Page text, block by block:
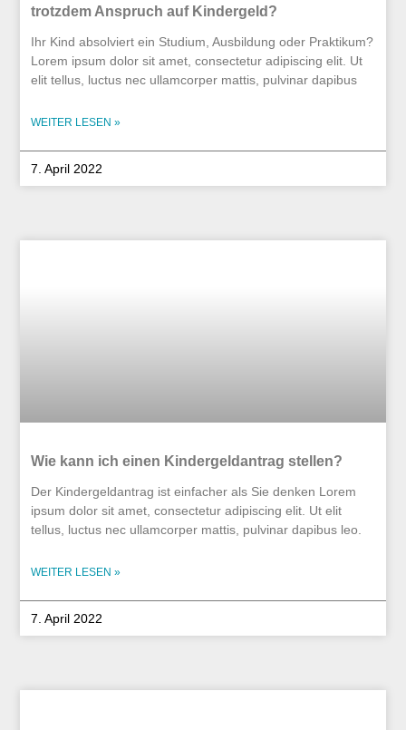
trotzdem Anspruch auf Kindergeld?
Ihr Kind absolviert ein Studium, Ausbildung oder Praktikum?
Lorem ipsum dolor sit amet, consectetur adipiscing elit. Ut
elit tellus, luctus nec ullamcorper mattis, pulvinar dapibus
WEITER LESEN »
7. April 2022
Wie kann ich einen Kindergeldantrag stellen?
Der Kindergeldantrag ist einfacher als Sie denken Lorem
ipsum dolor sit amet, consectetur adipiscing elit. Ut elit
tellus, luctus nec ullamcorper mattis, pulvinar dapibus leo.
WEITER LESEN »
7. April 2022